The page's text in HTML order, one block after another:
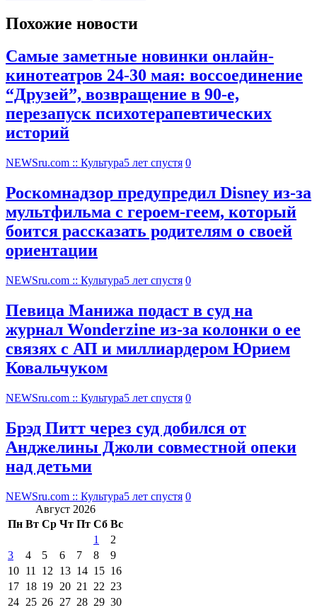
Похожие новости
Самые заметные новинки онлайн-
кинотеатров 24-30 мая: воссоединение
“Друзей”, возвращение в 90-е,
перезапуск психотерапевтических
историй
NEWSru.com :: Культура5 лет спустя 0
Роскомнадзор предупредил Disney из-за
мультфильма c героем-геем, который
боится рассказать родителям о своей
ориентации
NEWSru.com :: Культура5 лет спустя 0
Певица Манижа подаст в суд на
журнал Wonderzine из-за колонки о ее
связях с АП и миллиардером Юрием
Ковальчуком
NEWSru.com :: Культура5 лет спустя 0
Брэд Питт через суд добился от
Анджелины Джоли совместной опеки
над детьми
NEWSru.com :: Культура5 лет спустя 0
Август 2026
Пн Вт Ср Чт Пт Сб Вс
1
2
3
4 5 6 7 8
9
10 11 12 13 14 15 16
17 18 19 20 21 22 23
24 25 26 27 28 29 30